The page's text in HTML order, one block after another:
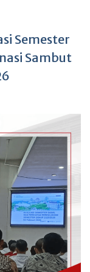
Semester
Sambut